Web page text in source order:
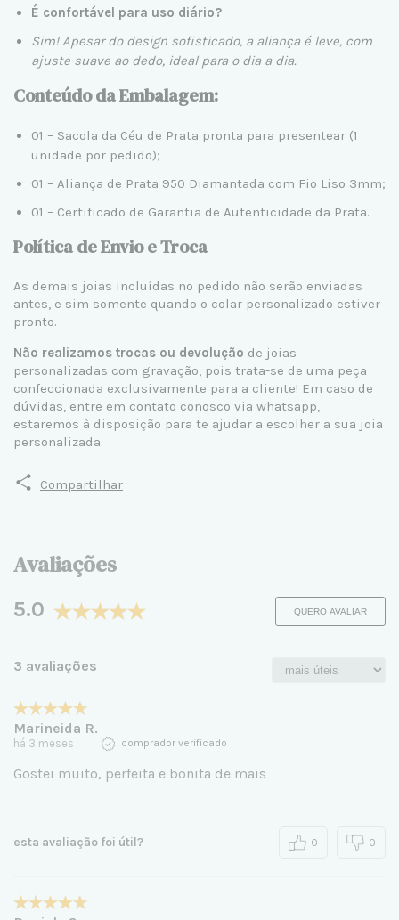
É confortável para uso diário?
Sim! Apesar do design sofisticado, a aliança é leve, com
ajuste suave ao dedo, ideal para o dia a dia.
Conteúdo da Embalagem:
01 – Sacola da Céu de Prata pronta para presentear (1
unidade por pedido);
01 – Aliança de Prata 950 Diamantada com Fio Liso 3mm;
01 – Certificado de Garantia de Autenticidade da Prata.
Política de Envio e Troca
As demais joias incluídas no pedido não serão enviadas
antes, e sim somente quando o colar personalizado estiver
pronto.
Não realizamos trocas ou devolução de joias
personalizadas com gravação, pois trata-se de uma peça
confeccionada exclusivamente para a cliente! Em caso de
dúvidas, entre em contato conosco via whatsapp,
estaremos à disposição para te ajudar a escolher a sua joia
personalizada.
Compartilhar
Avaliações
5.0 QUERO AVALIAR
3 avaliações
Marineida R.
há 3 meses comprador verificado
Gostei muito, perfeita e bonita de mais
esta avaliação foi útil? 0 0